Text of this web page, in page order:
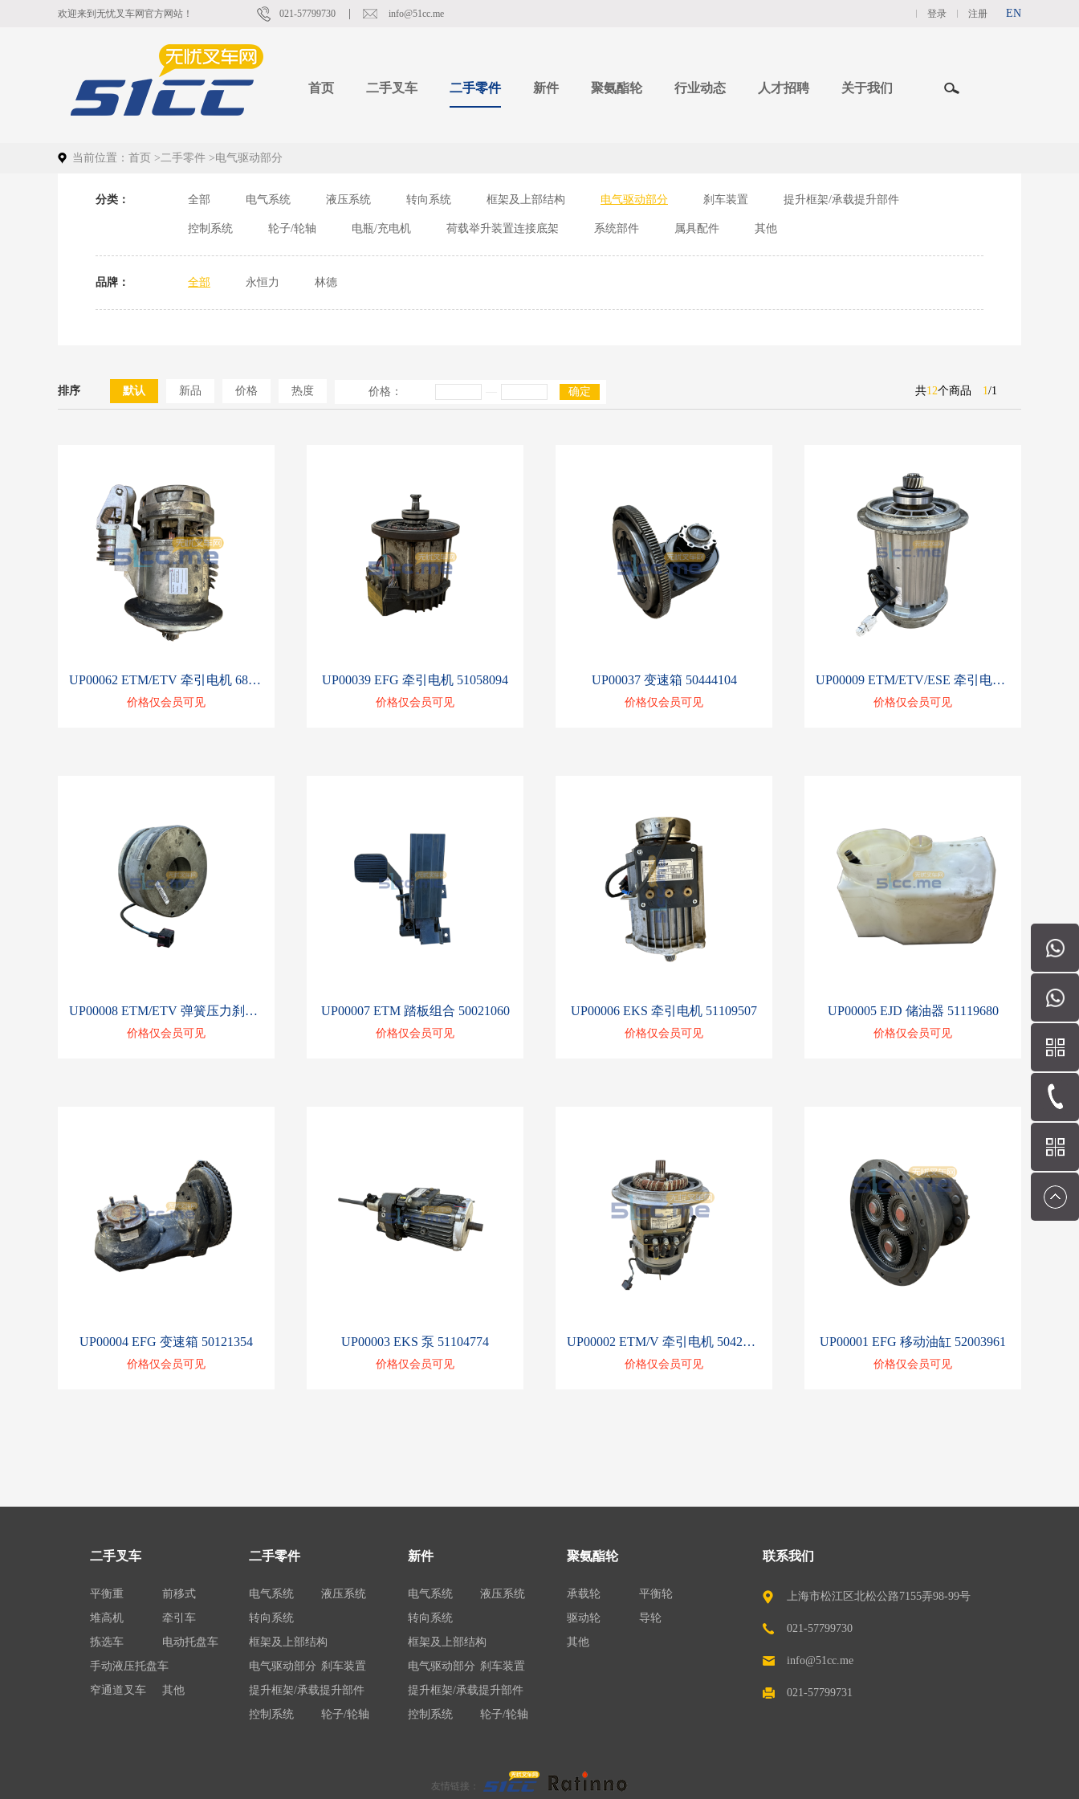
欢迎来到无忧叉车网官方网站！ 021-57799730 info@51cc.me 登录 注册 EN
首页 二手叉车 二手零件 新件 聚氨酯轮 行业动态 人才招聘 关于我们
当前位置： 首页 >二手零件 >电气驱动部分
分类： 全部 电气系统 液压系统 转向系统 框架及上部结构 电气驱动部分 刹车装置 提升框架/承载提升部件
控制系统 轮子/轮轴 电瓶/充电机 荷载举升装置连接底架 系统部件 属具配件 其他
品牌： 全部 永恒力 林德
排序 默认 新品 价格 热度 价格： 确定 共12个商品 1/1
UP00062 ETM/ETV 牵引电机 68003920
价格仅会员可见
UP00039 EFG 牵引电机 51058094
价格仅会员可见
UP00037 变速箱 50444104
价格仅会员可见
UP00009 ETM/ETV/ESE 牵引电机 50061652
价格仅会员可见
UP00008 ETM/ETV 弹簧压力刹车 51286839
价格仅会员可见
UP00007 ETM 踏板组合 50021060
价格仅会员可见
UP00006 EKS 牵引电机 51109507
价格仅会员可见
UP00005 EJD 储油器 51119680
价格仅会员可见
UP00004 EFG 变速箱 50121354
价格仅会员可见
UP00003 EKS 泵 51104774
价格仅会员可见
UP00002 ETM/V 牵引电机 50426310
价格仅会员可见
UP00001 EFG 移动油缸 52003961
价格仅会员可见
二手叉车
平衡重
前移式
堆高机
牵引车
拣选车
电动托盘车
手动液压托盘车
窄通道叉车
其他
二手零件
电气系统
液压系统
转向系统
框架及上部结构
电气驱动部分 刹车装置
提升框架/承载提升部件
控制系统
轮子/轮轴
新件
电气系统
液压系统
转向系统
框架及上部结构
电气驱动部分 刹车装置
提升框架/承载提升部件
控制系统
轮子/轮轴
系统部件
属具配件
聚氨酯轮
承载轮
平衡轮
驱动轮
导轮
其他
联系我们
上海市松江区北松公路7155弄98-99号
（201611）
021-57799730
info@51cc.me
021-57799731
友情链接：